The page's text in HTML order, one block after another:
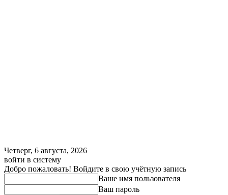
Четверг, 6 августа, 2026
войти в систему
Добро пожаловать! Войдите в свою учётную запись
Ваше имя пользователя
Ваш пароль